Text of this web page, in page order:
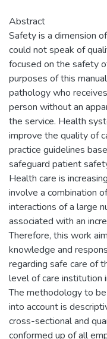
Abstract
Safety is a dimension
could not speak of
focused on the safety
purposes of this
pathology who
person without an
the service. Health
improve the quality of
practice guidelines
safeguard patient
Health care is
involve a combination
interactions of a large
associated with an
Therefore, this work
knowledge and
regarding safe care of
level of care institution
The methodology to
into account is
cross-sectional and
conformed up of all